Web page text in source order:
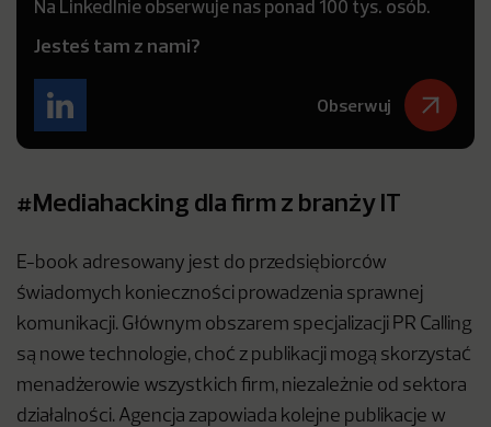
Na LinkedInie obserwuje nas ponad 100 tys. osób.
Jesteś tam z nami?
Obserwuj
#Mediahacking dla firm z branży IT
E-book adresowany jest do przedsiębiorców
świadomych konieczności prowadzenia sprawnej
komunikacji. Głównym obszarem specjalizacji PR Calling
są nowe technologie, choć z publikacji mogą skorzystać
menadżerowie wszystkich firm, niezależnie od sektora
działalności. Agencja zapowiada kolejne publikacje w